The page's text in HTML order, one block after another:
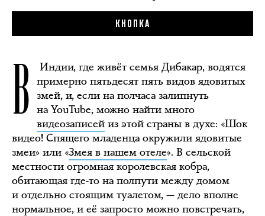
КНОПКА
В
Индии, где живёт семья Дибакар, водятся
примерно пятьдесят пять видов ядовитых
змей, и, если на полчаса залипнуть
на YouTube, можно найти много
видеозаписей из этой страны в духе: «Шок
видео! Спящего младенца окружили ядовитые
змеи» или «Змея в нашем отеле». В сельской
местности огромная королевская кобра,
обитающая где-то на полпути между домом
и отдельно стоящим туалетом, — дело вполне
нормальное, и её запросто можно повстречать,